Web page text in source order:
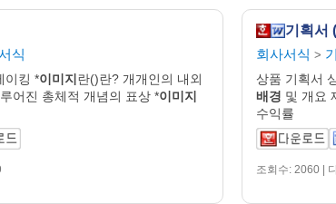
식
이킹 *이미지란()란? 개개인의 내외
어진 총체적 개념의 표상 *이미지
기획서
회사서식 >
상품 기획서
배경 및 개요
수익률
조회수: 2060 |